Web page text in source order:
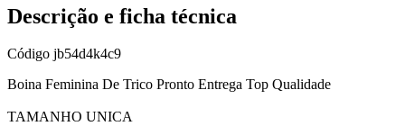
Descrição e ficha técnica
Código jb54d4k4c9
Boina Feminina De Trico Pronto Entrega Top Qualidade
TAMANHO UNICA